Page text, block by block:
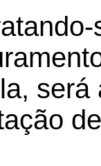
será
de